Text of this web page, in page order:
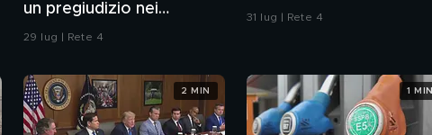
un pregiudizio nei
confronti della polizia"
29 lug | Rete 4
31 lug | Rete 4
2 MIN 1 MIN